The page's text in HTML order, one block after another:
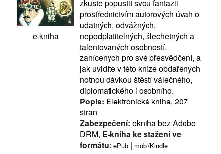
e-kniha
zkuste popustit svou fantazii
prostřednictvím autorových úvah o
udatných, odvážných,
nepodplatitelných, šlechetných a
talentovaných osobností,
zanícených pro své přesvědčení, a
jak uvidíte v této knize obdařených
notnou dávkou štěstí válečného,
diplomatického i osobního.
Popis: Elektronická kniha, 207
stran
Zabezpečení: ekniha bez Adobe
DRM, E-kniha ke stažení ve
formátu: ePub | mobi/Kindle